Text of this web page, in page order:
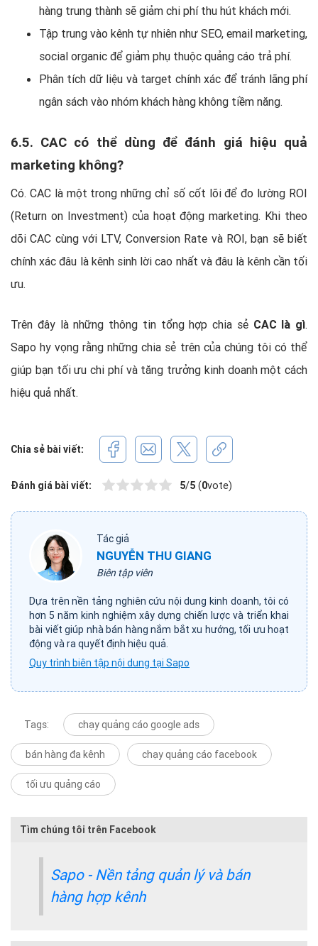
hàng trung thành sẽ giảm chi phí thu hút khách mới.
Tập trung vào kênh tự nhiên như SEO, email marketing,
social organic để giảm phụ thuộc quảng cáo trả phí.
Phân tích dữ liệu và target chính xác để tránh lãng phí
ngân sách vào nhóm khách hàng không tiềm năng.
6.5. CAC có thể dùng để đánh giá hiệu quả
marketing không?
Có. CAC là một trong những chỉ số cốt lõi để đo lường ROI
(Return on Investment) của hoạt động marketing. Khi theo
dõi CAC cùng với LTV, Conversion Rate và ROI, bạn sẽ biết
chính xác đâu là kênh sinh lời cao nhất và đâu là kênh cần tối
ưu.
Trên đây là những thông tin tổng hợp chia sẻ CAC là gì.
Sapo hy vọng rằng những chia sẻ trên của chúng tôi có thể
giúp bạn tối ưu chi phí và tăng trưởng kinh doanh một cách
hiệu quả nhất.
Chia sẻ bài viết:
Đánh giá bài viết: 5/5 (0vote)
Tác giả
NGUYỄN THU GIANG
Biên tập viên
Dựa trên nền tảng nghiên cứu nội dung kinh doanh, tôi có
hơn 5 năm kinh nghiệm xây dựng chiến lược và triển khai
bài viết giúp nhà bán hàng nắm bắt xu hướng, tối ưu hoạt
động và ra quyết định hiệu quả.
Quy trình biên tập nội dung tại Sapo
Tags: chạy quảng cáo google ads
bán hàng đa kênh chạy quảng cáo facebook
tối ưu quảng cáo
Tìm chúng tôi trên Facebook
Sapo - Nền tảng quản lý và bán
hàng hợp kênh